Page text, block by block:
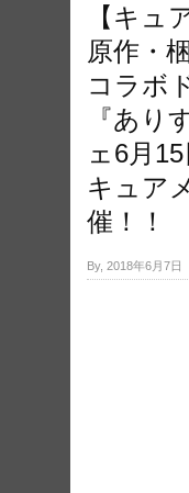
【キュ
原作・
コラボ​
『あり
ェ​6月
キュア
催！！
By, 2018年6月7日